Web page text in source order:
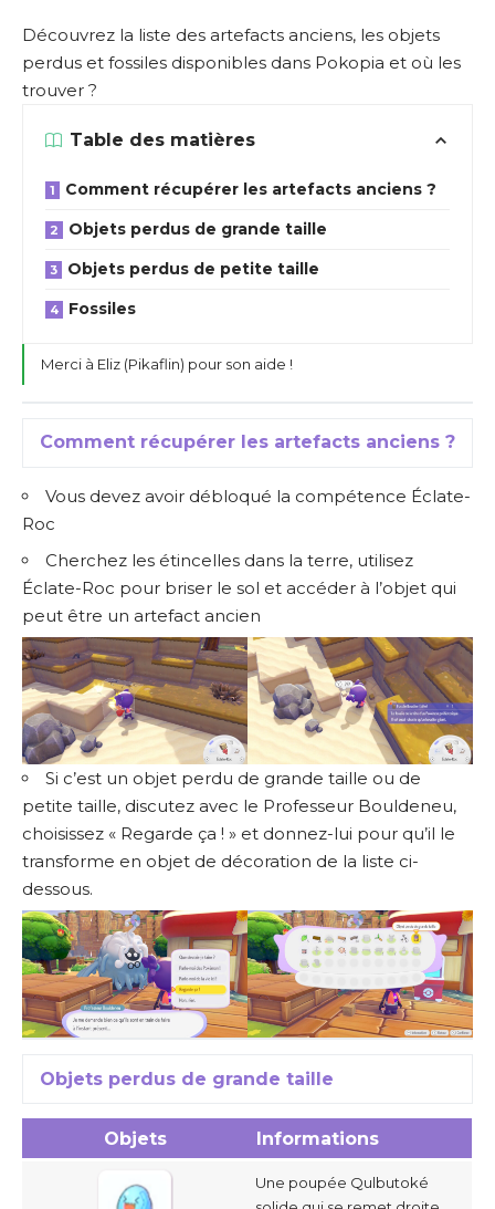
Découvrez la liste des artefacts anciens, les objets
perdus et fossiles disponibles dans Pokopia et où les
trouver ?
Table des matières
Comment récupérer les artefacts anciens ?
Objets perdus de grande taille
Objets perdus de petite taille
Fossiles
Merci à Eliz (Pikaflin) pour son aide !
Comment récupérer les artefacts anciens ?
Vous devez avoir débloqué la compétence Éclate-
Roc
Cherchez les étincelles dans la terre, utilisez
Éclate-Roc pour briser le sol et accéder à l’objet qui
peut être un artefact ancien
Si c’est un objet perdu de grande taille ou de
petite taille, discutez avec le Professeur Bouldeneu,
choisissez « Regarde ça ! » et donnez-lui pour qu’il le
transforme en objet de décoration de la liste ci-
dessous.
Objets perdus de grande taille
Objets Informations
Une poupée Qulbutoké